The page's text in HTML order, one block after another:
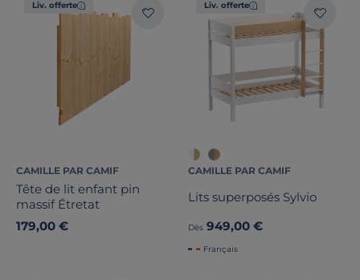
Liv. offerte
CAMILLE PAR CAMIF
Tête de lit enfant pin
massif Étretat
179,00 €
Liv. offerte
CAMILLE PAR CAMIF
Lits superposés Sylvio
Dès 949,00 €
Français